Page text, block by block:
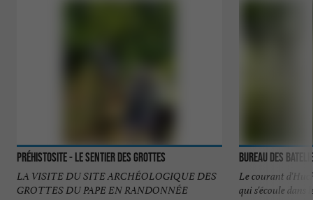
PréhistoSite - Le sentier des grottes
LA VISITE DU SITE ARCHÉOLOGIQUE DES
GROTTES DU PAPE EN RANDONNÉE
Bureau des
Le courant
qui s'écoule dans